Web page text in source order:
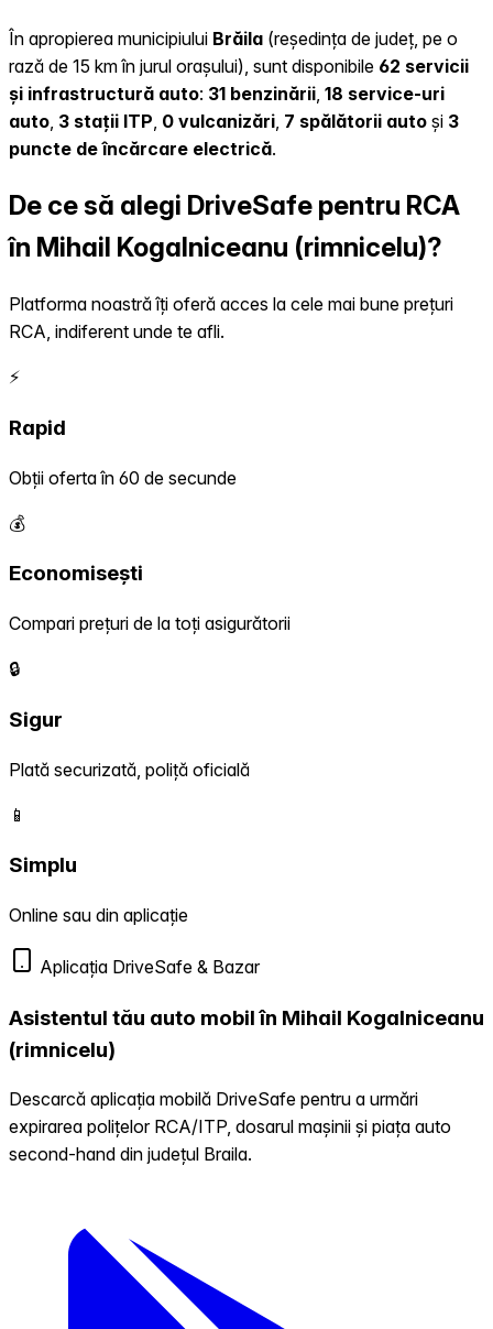
În apropierea municipiului Brăila (reședința de județ, pe o
rază de 15 km în jurul orașului), sunt disponibile 62 servicii
și infrastructură auto: 31 benzinării, 18 service-uri
auto, 3 stații ITP, 0 vulcanizări, 7 spălătorii auto și 3
puncte de încărcare electrică.
De ce să alegi DriveSafe pentru RCA
în Mihail Kogalniceanu (rimnicelu)?
Platforma noastră îți oferă acces la cele mai bune prețuri
RCA, indiferent unde te afli.
⚡
Rapid
Obții oferta în 60 de secunde
💰
Economisești
Compari prețuri de la toți asigurătorii
🔒
Sigur
Plată securizată, poliță oficială
📱
Simplu
Online sau din aplicație
Aplicația DriveSafe & Bazar
Asistentul tău auto mobil în Mihail Kogalniceanu
(rimnicelu)
Descarcă aplicația mobilă DriveSafe pentru a urmări
expirarea polițelor RCA/ITP, dosarul mașinii și piața auto
second-hand din județul Braila.